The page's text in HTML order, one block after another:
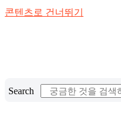
콘텐츠로 건너뛰기
Search